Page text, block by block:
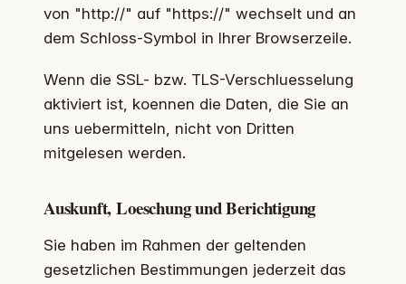
von "http://" auf "https://" wechselt und an
dem Schloss-Symbol in Ihrer Browserzeile.
Wenn die SSL- bzw. TLS-Verschluesselung
aktiviert ist, koennen die Daten, die Sie an
uns uebermitteln, nicht von Dritten
mitgelesen werden.
Auskunft, Loeschung und Berichtigung
Sie haben im Rahmen der geltenden
gesetzlichen Bestimmungen jederzeit das